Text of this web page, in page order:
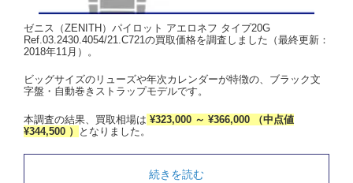
ゼニス（ZENITH）パイロット アエロネフ タイプ20G
Ref.03.2430.4054/21.C721の買取価格を調査しました（最終更新：
2018年11月）。
ビッグサイズのリューズや年次カレンダーが特徴の、ブラック文
字盤・自動巻きストラップモデルです。
本調査の結果、買取相場は ¥323,000 ～ ¥366,000 （中点値
¥344,500 ）
となりました。
続きを読む